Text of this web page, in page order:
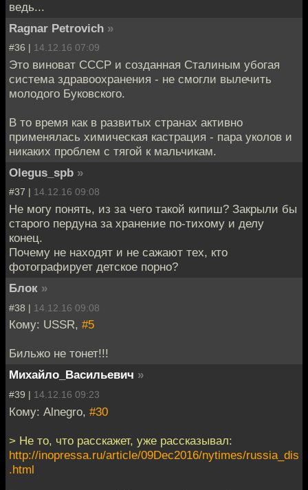
ведь...
Ragnar Petrovich »
#36 | 14.12.16 07:09
Это виноват СССР и созданная Сталиным убогая
система здравоохранения - не смогли вылечить
молодого Буковского.
В то время как в развитых странах активно
применялась химическая кастрация - пара уколов и
никаких проблем с тягой к мальчикам.
Olegus_spb »
#37 | 14.12.16 09:08
Не могу понять, из за чего такой кипиш? Закрыли бы
старого пердуна за хранение по-тихому и делу
конец.
Почему не находят и не сажают тех, кто
фотографирует детское порно?
Блок »
#38 | 14.12.16 09:08
Кому: USSR, #5
Бильжо не тонет!!!
Михайло_Васильевич »
#39 | 14.12.16 09:23
Кому: Alnegro, #30
> Не то, что расскажет, уже рассказывал:
http://inopressa.ru/article/09Dec2016/nytimes/russia_dis
.html